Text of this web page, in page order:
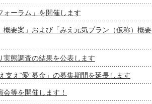
ォーラム」を開催します
要案」および「みえ元気プラン（仮称）概要
態調査の結果を公表します
え“愛”募金」の募集期間を延長します
等を開催します！